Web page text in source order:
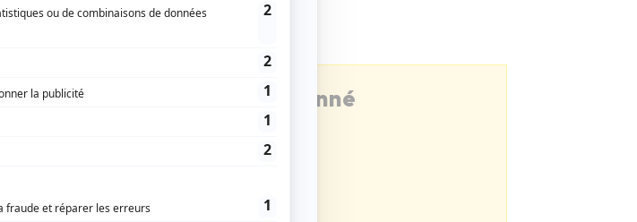
vous devez être abonné
à Régions Magazine ?